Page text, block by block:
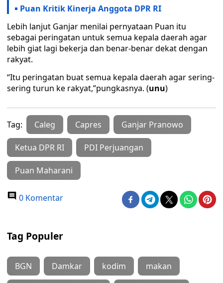
Puan Kritik Kinerja Anggota DPR RI
Lebih lanjut Ganjar menilai pernyataan Puan itu
sebagai peringatan untuk semua kepala daerah agar
lebih giat lagi bekerja dan benar-benar dekat dengan
rakyat.
“Itu peringatan buat semua kepala daerah agar sering-
sering turun ke rakyat,”pungkasnya. (unu)
Tag: Caleg Capres Ganjar Pranowo
Ketua DPR RI PDI Perjuangan
Puan Maharani
0 Komentar
Tag Populer
BGN Damkar kodim makan